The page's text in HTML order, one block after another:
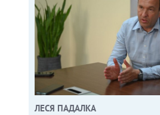
ЛЕСЯ ПАДАЛКА